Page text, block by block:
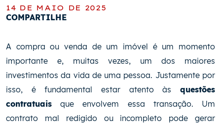
14 DE MAIO DE 2025
COMPARTILHE
A compra ou venda de um imóvel é um momento
importante e, muitas vezes, um dos maiores
investimentos da vida de uma pessoa. Justamente por
isso, é fundamental estar atento às questões
contratuais que envolvem essa transação. Um
contrato mal redigido ou incompleto pode gerar